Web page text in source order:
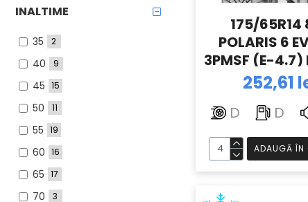
235 13
255 7
INALTIME
35 2
40 9
45 15
50 11
55 19
60 16
65 17
70 3
175/65R14
POLARIS 6
3PMSF (E-4.7)
252,61
D D
ADAUGĂ ÎN